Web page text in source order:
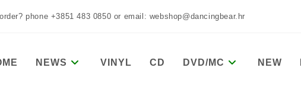
phone +3851 483 0850 or email: webshop@dancingbear.hr
NEWS VINYL CD DVD/MC NEW